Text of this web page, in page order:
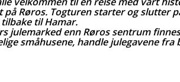
på Røros. Togturen starter og slutter
til Hamar.
julemarked enn Røros sentrum
småhusene, handle julegavene fra